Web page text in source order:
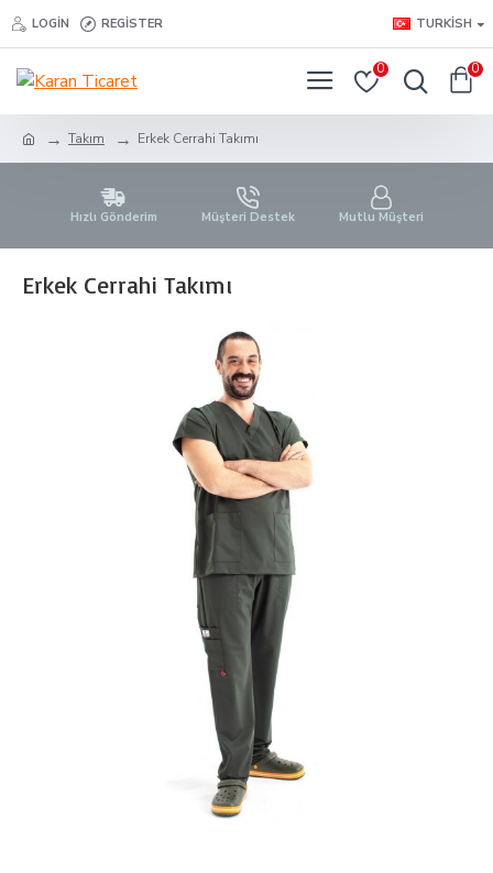
LOGIN REGISTER TURKISH
0 0
Takım Erkek Cerrahi Takımı
Hızlı Gönderim Müşteri Destek Mutlu Müşteri
Erkek Cerrahi Takımı